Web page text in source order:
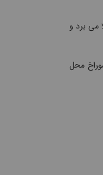
می برد و
محل